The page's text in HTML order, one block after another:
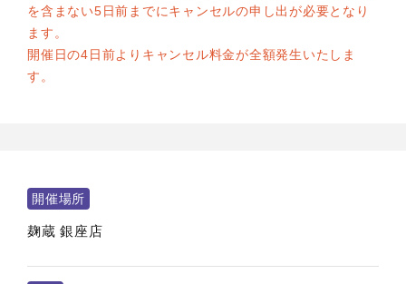
を含まない5日前までにキャンセルの申し出が必要となり
ます。
開催日の4日前よりキャンセル料金が全額発生いたしま
す。
開催場所
麹蔵 銀座店